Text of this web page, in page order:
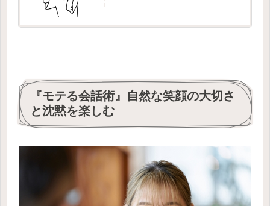
『モテる会話術』自然な笑顔の大切さ
と沈黙を楽しむ